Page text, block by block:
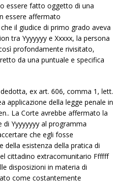
essere fatto oggetto di una
essere affermato
il giudice di primo grado aveva
tra Yyyyyyy e Xxxxx, la persona
profondamente rivisitato,
da una puntuale e specifica
ex art. 606, comma 1, lett.
applicazione della legge penale in
La Corte avrebbe affermato la
Yyyyyyyy al programma
che egli fosse
della esistenza della pratica di
cittadino extracomunitario Ffffff
disposizioni in materia di
come costantemente